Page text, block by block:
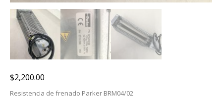
$2,200.00
Resistencia de frenado Parker BRM04/02